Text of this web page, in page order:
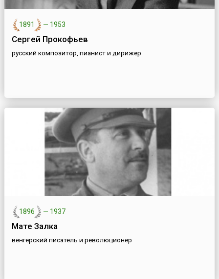
1891 — 1953
Сергей Прокофьев
русский композитор, пианист и дирижер
1896 — 1937
Мате Залка
венгерский писатель и революционер